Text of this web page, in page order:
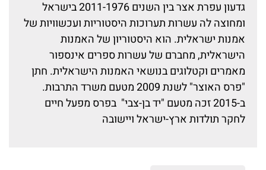
גדעון עפרת אצר בין השנים 2011-1976 בישראל
ומחוצה לה עשרות תערוכות היסטוריות ועכשוויות של
אמנות ישראלית. הוא היסטוריון של האמנות
הישראלית, מחברם של עשרות ספרים אינספור
מאמרים וקטלוגים בנושאי האמנות הישראלית. חתן
"פרס האוצר" לשנת 2009 מטעם משרד התרבות.
ב-2015 זכה מטעם "יד בן-צבי" בפרס מפעל חיים
לחקר תולדות ארץ-ישראל ויישובה